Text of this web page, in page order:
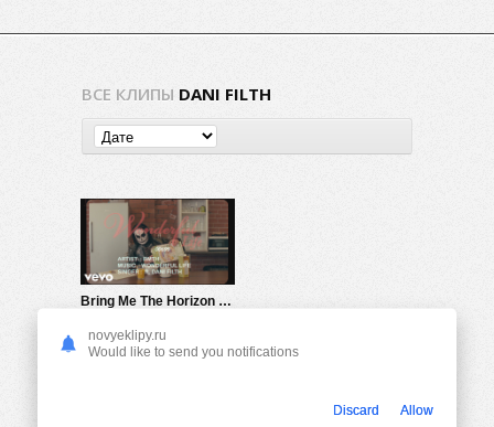
ВСЕ КЛИПЫ DANI FILTH
Bring Me The Horizon ft. Dani Filth — Wonderful Life (Lyric Video)
novyeklipy.ru
Would like to send you notifications
Discard Allow